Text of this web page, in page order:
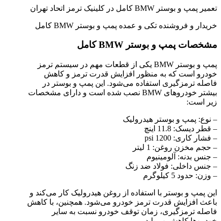
تعمیر پمپ و بوستر BMW کامل در کلینیک ترمز اتحاد تهران
خریدار و فروشنده تکی و عمده پمپ و بوستر BMW کامل
مشخصات پمپ و بوستر BMW کامل
پمپ و بوستر BMW یکی از قطعات مهم در سیستم ترمز
خودرو است که به منظور افزایش قدرت ترمز و کاهش
فاصله ترمزگیری استفاده می‌شود. این پمپ و بوستر در
بیشتر خودروهای BMW نصب شده است و دارای مشخصات
زیر است:
– نوع: پمپ و بوستر هیدرولیک
– قطر دیسک: 11.8 اینچ
– فشار کاری: 1200 psi
– حجم مخزن روغن: 1 لیتر
– جنس بدنه: آلومینیوم
– جنس داخلی: فولاد ضد زنگ
– وزن: حدود 5 کیلوگرم
این پمپ و بوستر با استفاده از روغن هیدرولیک کار می‌کند و
باعث افزایش قدرت ترمز خودرو می‌شود. همچنین، با کاهش
فاصله ترمزگیری، زمان توقف خودرو نسبت به سایر